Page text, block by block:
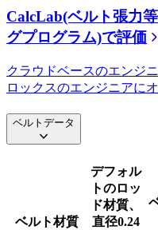
CalcLab(ベルト張力
グプログラム)で評価
クラウドベースのエンジ
ロックスのエンジニアに
ベルトデータ
ベルト材質
デフォル
トのロッ
ド材質、
直径0.24